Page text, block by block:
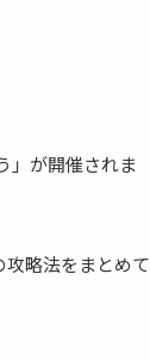
」が開催されま
略法をまとめて